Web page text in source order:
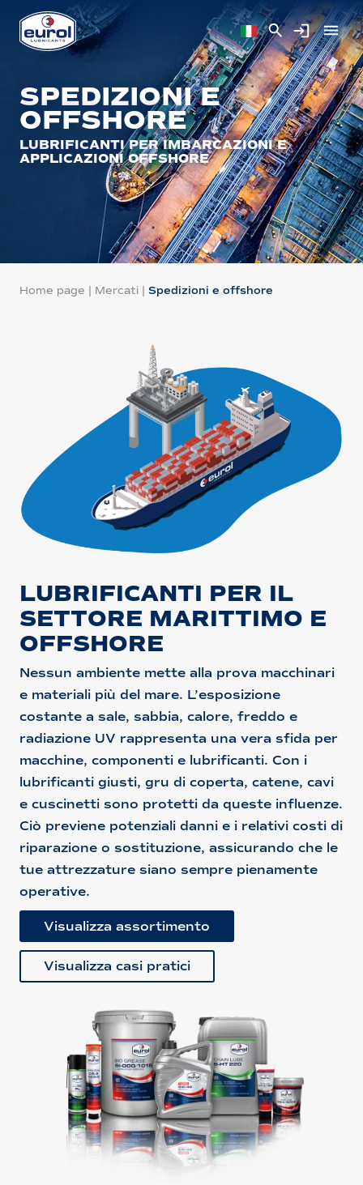
SPEDIZIONI E
OFFSHORE
LUBRIFICANTI PER IMBARCAZIONI E
APPLICAZIONI OFFSHORE
Home page | Mercati | Spedizioni e offshore
LUBRIFICANTI PER IL
SETTORE MARITTIMO E
OFFSHORE
Nessun ambiente mette alla prova macchinari
e materiali più del mare. L’esposizione
costante a sale, sabbia, calore, freddo e
radiazione UV rappresenta una vera sfida per
macchine, componenti e lubrificanti. Con i
lubrificanti giusti, gru di coperta, catene, cavi
e cuscinetti sono protetti da queste influenze.
Ciò previene potenziali danni e i relativi costi di
riparazione o sostituzione, assicurando che le
tue attrezzature siano sempre pienamente
operative.
Visualizza assortimento
Visualizza casi pratici